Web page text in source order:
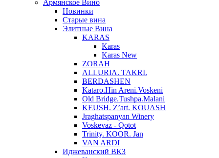
Армянское Вино
Новинки
Старые вина
Элитные Вина
KARAS
Karas
Karas New
ZORAH
ALLURIA. TAKRI.
BERDASHEN
Kataro.Hin Areni.Voskeni
Old Bridge.Tushpa.Malani
KEUSH. Z’art. KOUASH
Jraghatspanyan Winery
Voskevaz - Qotot
Trinity. KOOR. Jan
VAN ARDI
Иджеванский ВКЗ